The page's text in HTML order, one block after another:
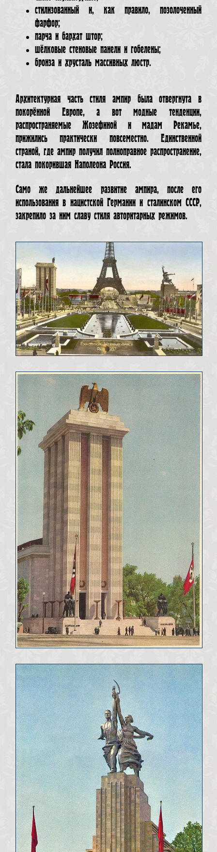
стилизованный и, как правило, позолоченный
фарфор;
парча и бархат штор;
шёлковые стеновые панели и гобелены;
бронза и хрусталь массивных люстр.
Архитектурная часть стиля ампир была отвергнута в
покорённой Европе, а вот модные тенденции,
распространяемые Жозефиной и мадам Рекамье,
прижились практически повсеместно. Единственной
страной, где ампир получил полноправное распространение,
стала покорившая Наполеона Россия.
Само же дальнейшее развитие ампира, после его
использования в нацистской Германии и сталинском СССР,
закрепило за ним славу стиля авторитарных режимов.